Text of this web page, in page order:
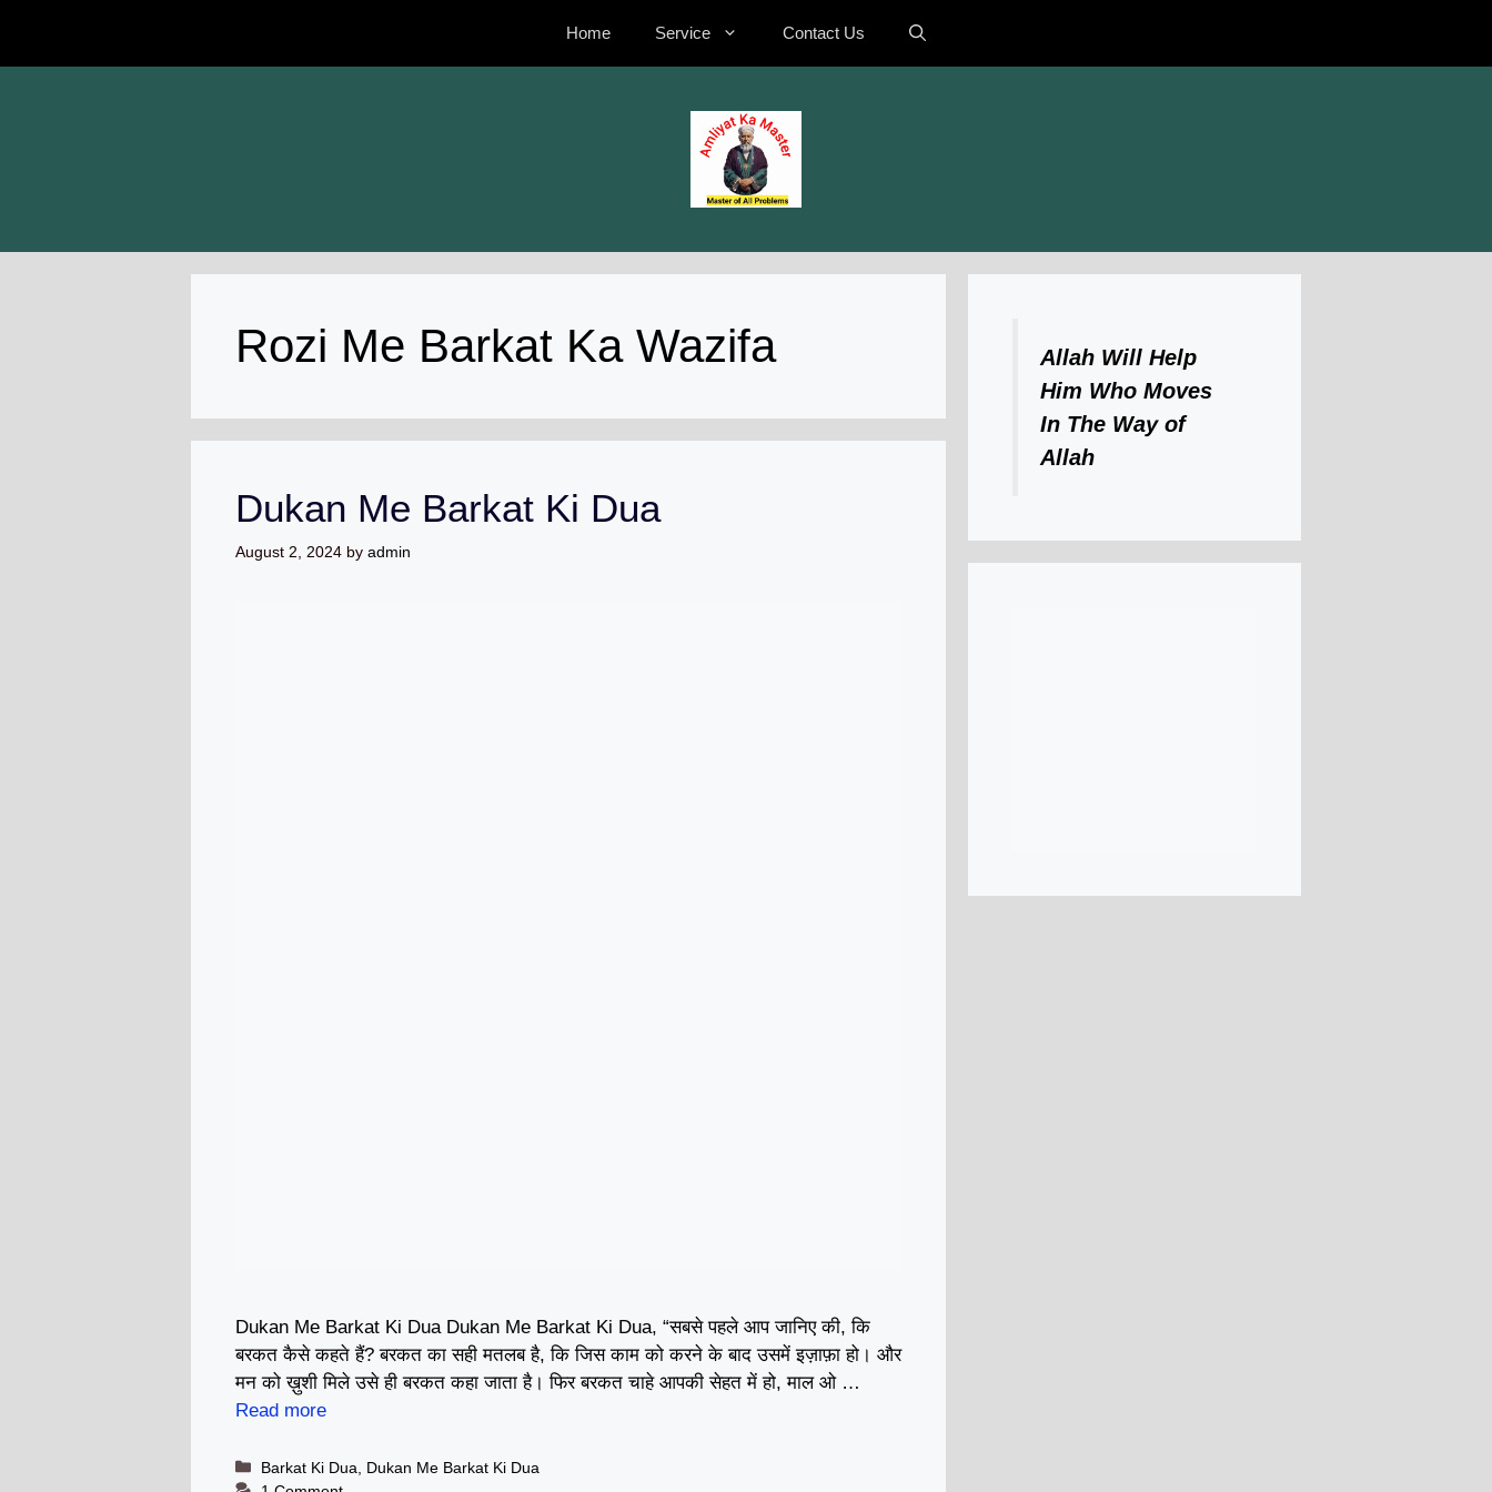
content
Home Service Contact Us
Rozi Me Barkat Ka Wazifa
Dukan Me Barkat Ki Dua
August 2, 2024 by admin
Dukan Me Barkat Ki Dua Dukan Me Barkat Ki Dua, “सबसे पहले आप जानिए की, कि
बरकत कैसे कहते हैं? बरकत का सही मतलब है, कि जिस काम को करने के बाद उसमें इज़ाफ़ा हो। और
मन को ख़ुशी मिले उसे ही बरकत कहा जाता है। फिर बरकत चाहे आपकी सेहत में हो, माल ओ …
Read more
Categories
Barkat Ki Dua
Dukan Me Barkat Ki Dua
Allah Will Help
Him Who Moves
In The Way of
Allah